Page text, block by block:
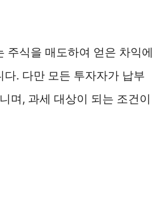
주식을 매도하여 얻은 차익에
다. 다만 모든 투자자가 납부
며, 과세 대상이 되는 조건이